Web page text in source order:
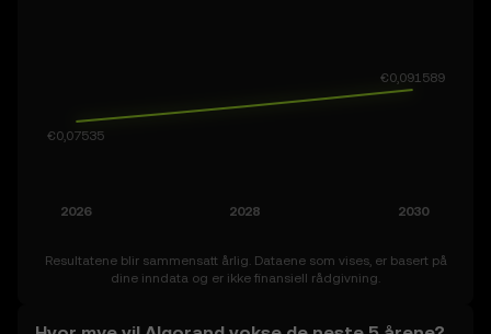
Resultatene blir sammensatt årlig. Dataene som vises, er basert på
dine inndata og er ikke finansiell rådgivning.